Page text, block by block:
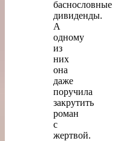
баснословные
дивиденды.
А
одному
из
них
она
даже
поручила
закрутить
роман
с
жертвой.